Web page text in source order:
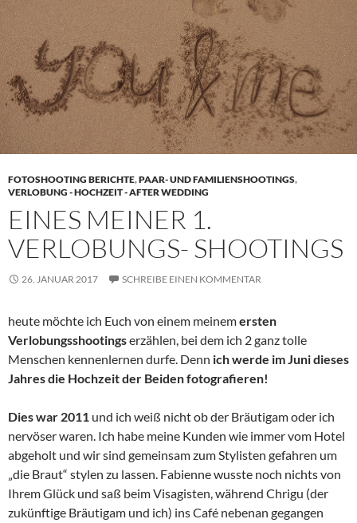
FOTOSHOOTING BERICHTE,PAAR- UND FAMILIENSHOOTINGS,
VERLOBUNG - HOCHZEIT - AFTER WEDDING
EINES MEINER 1.
VERLOBUNGS- SHOOTINGS
26. JANUAR 2017 SCHREIBE EINEN KOMMENTAR
heute möchte ich Euch von einem meinemersten
Verlobungsshootingserzählen, bei dem ich 2 ganz tolle
Menschen kennenlernen durfe. Denn ich werde im Juni dieses
Jahres die Hochzeit der Beiden fotografieren!
Dies war 2011 und ich weiß nicht ob der Bräutigam oder ich
nervöser waren. Ich habe meine Kunden wie immer vom Hotel
abgeholt und wir sind gemeinsam zum Stylisten gefahren um
„die Braut“ stylen zu lassen. Fabienne wusste noch nichts von
Ihrem Glück und saß beim Visagisten, während Chrigu (der
zukünftige Bräutigam und ich) ins Café nebenan gegangen